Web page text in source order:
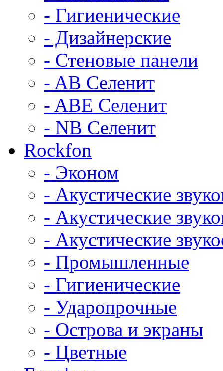
- Гигиенические
- Дизайнерские
- Стеновые панели
- AB Селенит
- ABE Селенит
- NB Селенит
Rockfon
- Эконом
- Акустические
- Акустические
- Акустические
- Промышленные
- Гигиенические
- Ударопрочные
- Острова и экраны
- Цветные